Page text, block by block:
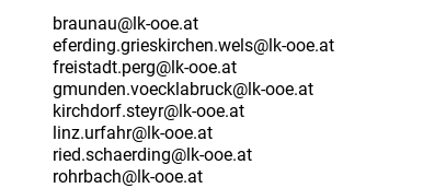
braunau@lk-ooe.at
eferding.grieskirchen.wels@lk-ooe.at
freistadt.perg@lk-ooe.at
gmunden.voecklabruck@lk-ooe.at
kirchdorf.steyr@lk-ooe.at
linz.urfahr@lk-ooe.at
ried.schaerding@lk-ooe.at
rohrbach@lk-ooe.at